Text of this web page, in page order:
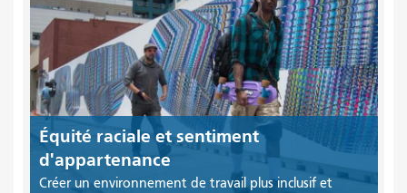
Équité raciale et sentiment
d'appartenance
Créer un environnement de travail plus inclusif et